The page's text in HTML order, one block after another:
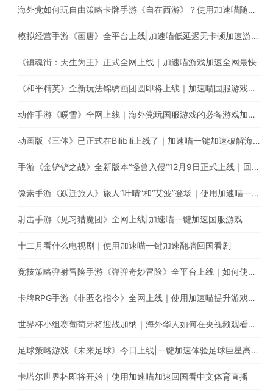
海外党如何玩自由策略卡牌手游《自在西游》？使用加速喵随时随地畅享游戏加速
模拟经营手游《画唐》全平台上线|加速喵低延迟无卡顿加速游戏全网最快
《镇魂街：天生为王》正式全网上线｜加速喵游戏加速全网最快
《和平精英》全新玩法锦绣画团圆即将上线｜加速喵国服游戏超快加速
动作手游《暖雪》全网上线｜海外党玩国服游戏的必备游戏加速器
动画版《三体》已正式在Bilibili上线了｜加速喵一键加速破解海外地区限制
手游《金铲铲之战》全新版本“怪兽入侵“12月9日正式上线｜回国游戏加速器的最佳选择
像素手游《跃迁旅人》旅人“叶晴”和“艾波”登场｜使用加速喵一键加速国服游戏低延迟无卡顿
射击手游《见习猎魔团》全网上线|加速喵一键加速国服游戏
十二月看什么电视剧｜使用加速喵一键加速翻墙回国看剧
竞技策略弹射冒险手游《弹弹奇妙冒险》全平台上线｜如何使用加速喵玩国服手游
卡牌RPG手游《非匿名指令》全网上线｜使用加速喵提升游戏体验
世界杯小组赛葡萄牙将迎战加纳｜海外华人如何在央视频观看C罗首秀直播？
足球策略游戏《未来足球》今日上线|一键加速体验足球巨星高能瞬间
卡塔尔世界杯即将开始｜使用加速喵加速回国看中文体育直播